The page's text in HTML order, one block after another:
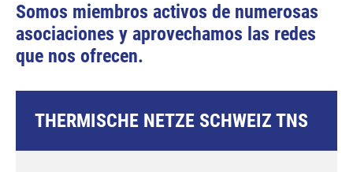
Somos miembros activos de numerosas
asociaciones y aprovechamos las redes
que nos ofrecen.
THERMISCHE NETZE SCHWEIZ TNS